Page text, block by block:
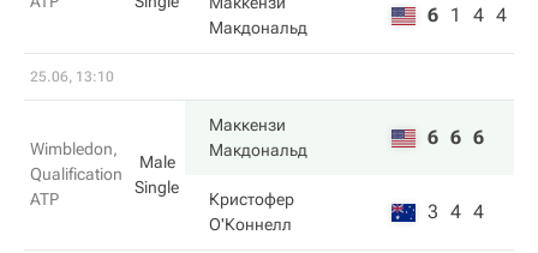
Макдональд
6 1 4 4
25.06, 13:10
Wimbledon,
Qualification
ATP
Male
Single
Маккензи
Макдональд
6 6 6
Кристофер
О'Коннелл
3 4 4